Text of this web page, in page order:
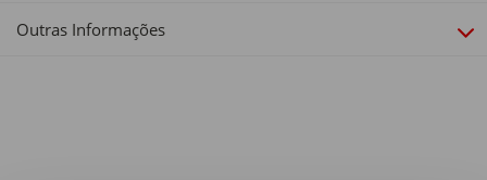
Outras Informações